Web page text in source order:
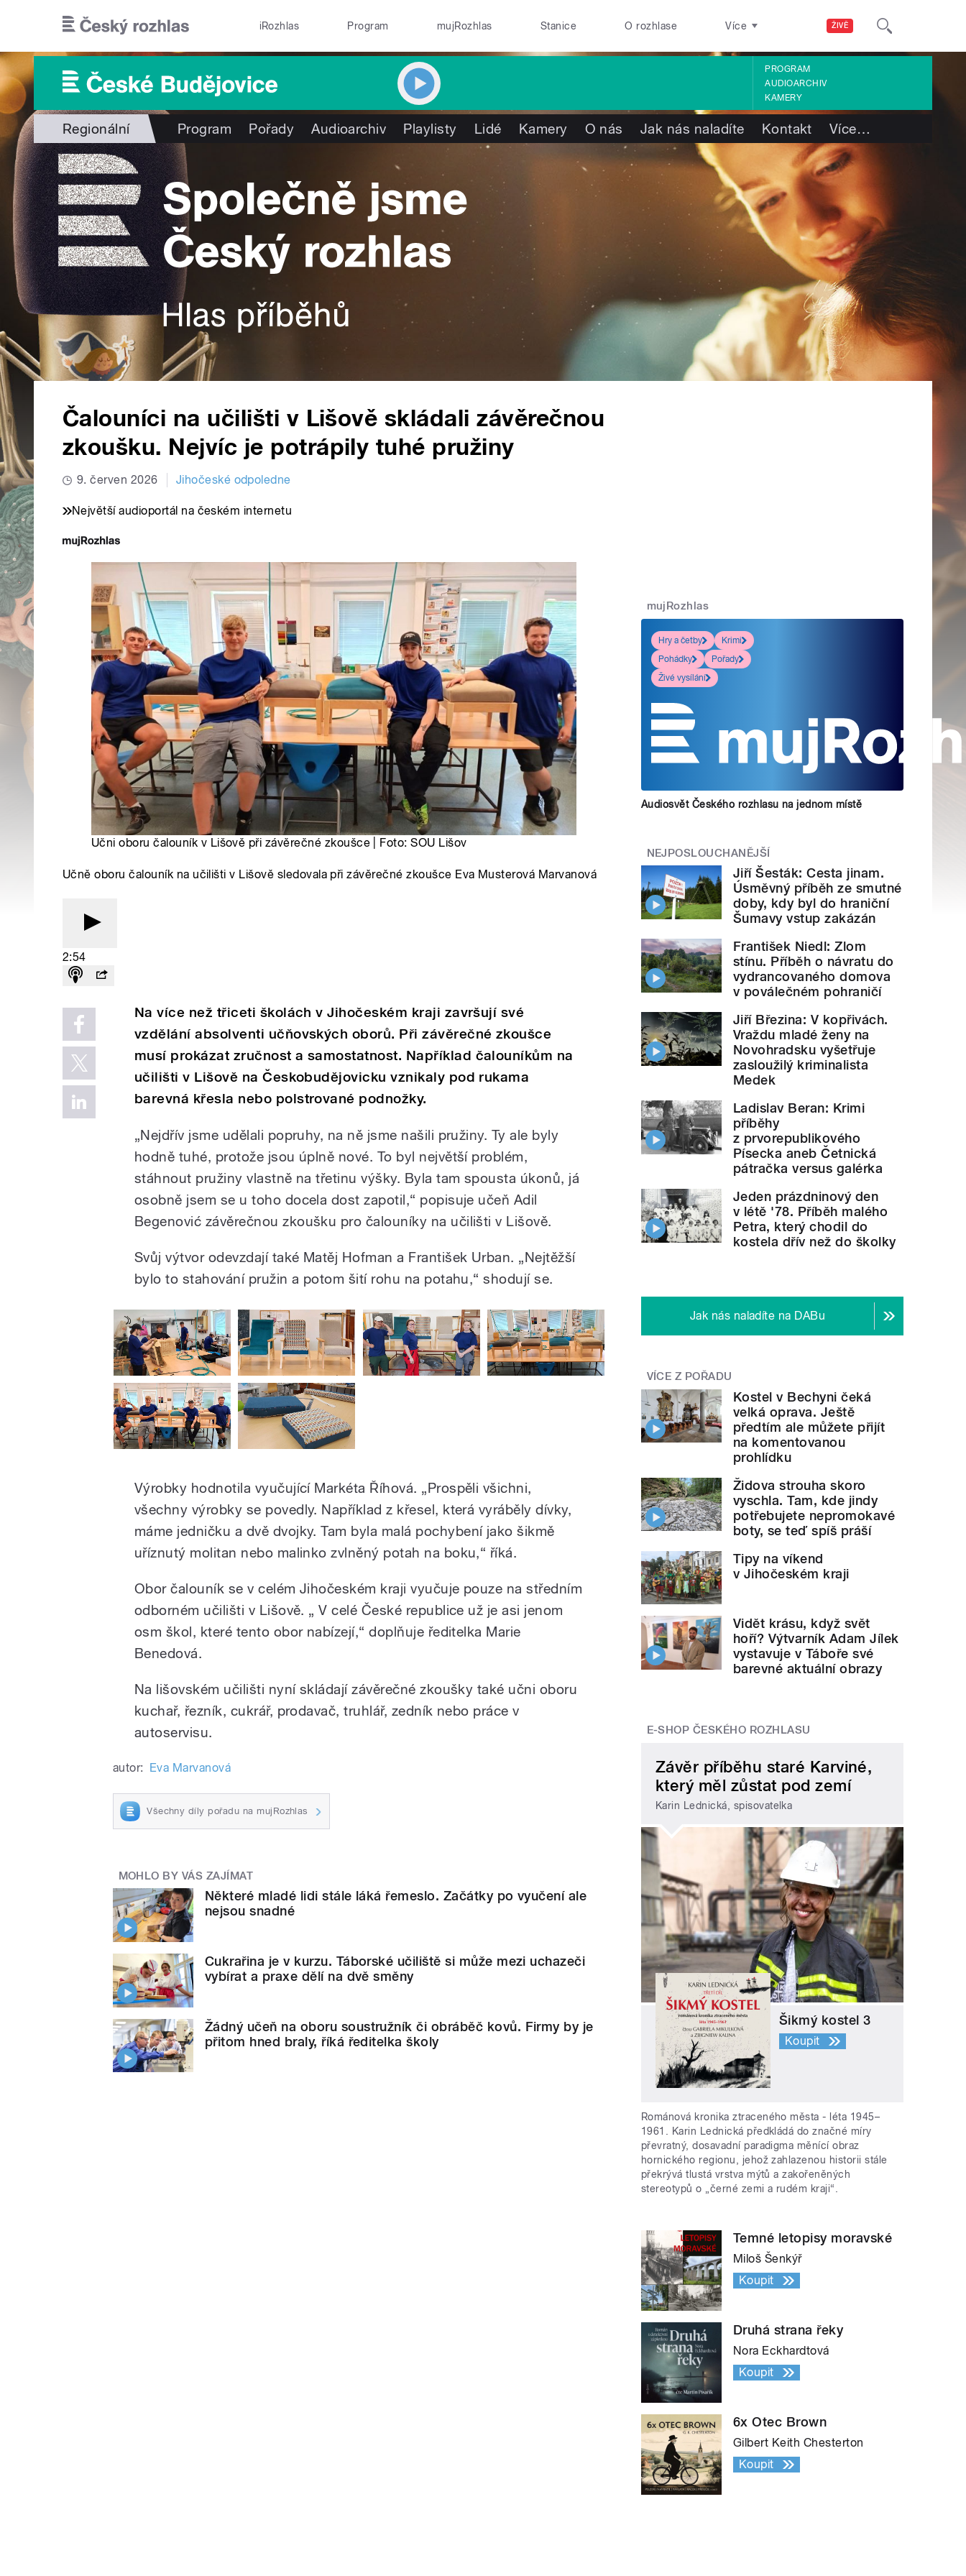
ŽIVĚ
iRozhlas Program mujRozhlas Stanice O rozhlase Více
PROGRAM
AUDIOARCHIV
KAMERY
Regionální Program Pořady Audioarchiv Playlisty Lidé Kamery O nás Jak nás naladíte Kontakt Více…
Čalouníci na učilišti v Lišově skládali závěrečnou
zkoušku. Nejvíc je potrápily tuhé pružiny
9. červen 2026 Jihočeské odpoledne
Největší audioportál na českém internetu
Učni oboru čalouník v Lišově při závěrečné zkoušce | Foto: SOU Lišov
Učně oboru čalouník na učilišti v Lišově sledovala při závěrečné zkoušce Eva Musterová Marvanová
2:54
Na více než třiceti školách v Jihočeském kraji završují své
vzdělání absolventi učňovských oborů. Při závěrečné zkoušce
musí prokázat zručnost a samostatnost. Například čalouníkům na
učilišti v Lišově na Českobudějovicku vznikaly pod rukama
barevná křesla nebo polstrované podnožky.
„Nejdřív jsme udělali popruhy, na ně jsme našili pružiny. Ty ale byly
hodně tuhé, protože jsou úplně nové. To byl největší problém,
stáhnout pružiny vlastně na třetinu výšky. Byla tam spousta úkonů, já
osobně jsem se u toho docela dost zapotil,“ popisuje učeň Adil
Begenović závěrečnou zkoušku pro čalouníky na učilišti v Lišově.
Svůj výtvor odevzdají také Matěj Hofman a František Urban. „Nejtěžší
bylo to stahování pružin a potom šití rohu na potahu,“ shodují se.
Výrobky hodnotila vyučující Markéta Říhová. „Prospěli všichni,
všechny výrobky se povedly. Například z křesel, která vyráběly dívky,
máme jedničku a dvě dvojky. Tam byla malá pochybení jako šikmě
uříznutý molitan nebo malinko zvlněný potah na boku,“ říká.
Obor čalouník se v celém Jihočeském kraji vyučuje pouze na středním
odborném učilišti v Lišově. „ V celé České republice už je asi jenom
osm škol, které tento obor nabízejí,“ doplňuje ředitelka Marie
Benedová.
Na lišovském učilišti nyní skládají závěrečné zkoušky také učni oboru
kuchař, řezník, cukrář, prodavač, truhlář, zedník nebo práce v
autoservisu.
autor: Eva Marvanová
Všechny díly pořadu na mujRozhlas
MOHLO BY VÁS ZAJÍMAT
Některé mladé lidi stále láká řemeslo. Začátky po vyučení ale
nejsou snadné
Cukrařina je v kurzu. Táborské učiliště si může mezi uchazeči
vybírat a praxe dělí na dvě směny
Žádný učeň na oboru soustružník či obráběč kovů. Firmy by je
přitom hned braly, říká ředitelka školy
mujRozhlas
Hry a četby
Krimi
Pohádky
Pořady
Živé vysílání
Audiosvět Českého rozhlasu na jednom místě
NEJPOSLOUCHANĚJŠÍ
Jiří Šesták: Cesta jinam.
Úsměvný příběh ze smutné
doby, kdy byl do hraniční
Šumavy vstup zakázán
František Niedl: Zlom
stínu. Příběh o návratu do
vydrancovaného domova
v poválečném pohraničí
Jiří Březina: V kopřivách.
Vraždu mladé ženy na
Novohradsku vyšetřuje
zasloužilý kriminalista
Medek
Ladislav Beran: Krimi
příběhy
z prvorepublikového
Písecka aneb Četnická
pátračka versus galérka
Jeden prázdninový den
v létě '78. Příběh malého
Petra, který chodil do
kostela dřív než do školky
Jak nás naladíte na DABu
VÍCE Z POŘADU
Kostel v Bechyni čeká
velká oprava. Ještě
předtím ale můžete přijít
na komentovanou
prohlídku
Židova strouha skoro
vyschla. Tam, kde jindy
potřebujete nepromokavé
boty, se teď spíš práší
Tipy na víkend
v Jihočeském kraji
Vidět krásu, když svět
hoří? Výtvarník Adam Jílek
vystavuje v Táboře své
barevné aktuální obrazy
E-SHOP ČESKÉHO ROZHLASU
Závěr příběhu staré Karviné,
který měl zůstat pod zemí
Karin Lednická, spisovatelka
Šikmý kostel 3
Koupit
Románová kronika ztraceného města - léta 1945–
1961. Karin Lednická předkládá do značné míry
převratný, dosavadní paradigma měnící obraz
hornického regionu, jehož zahlazenou historii stále
překrývá tlustá vrstva mýtů a zakořeněných
stereotypů o „černé zemi a rudém kraji“.
Temné letopisy moravské
Miloš Šenkýř
Koupit
Druhá strana řeky
Nora Eckhardtová
Koupit
6x Otec Brown
Gilbert Keith Chesterton
Koupit